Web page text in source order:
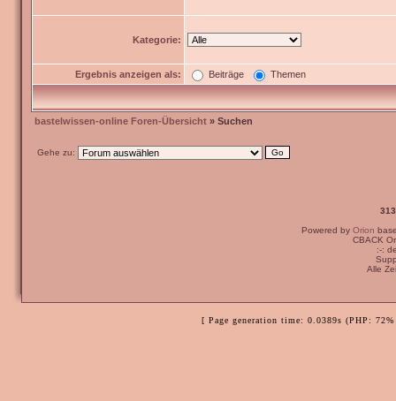
Kategorie:
Ergebnis anzeigen als: Beiträge Themen
bastelwissen-online Foren-Übersicht » Suchen
Gehe zu:
Powered by Orion
CBACK
:-:
Alle
[ Page generation time: 0.0389s (PHP: